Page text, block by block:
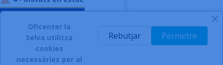
Oficenter la
Selva utilitza
cookies
necessàries per al
Permetre
Rebutjar